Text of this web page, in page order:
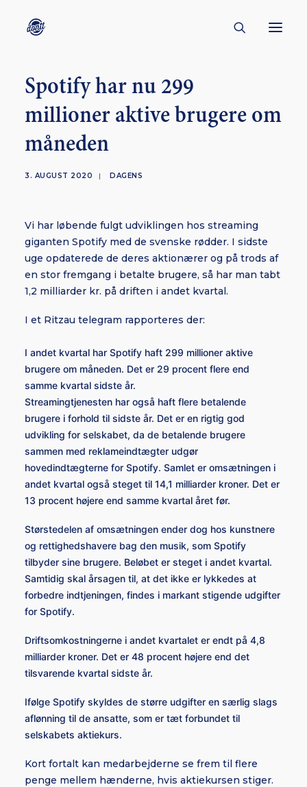
CONTACT
ABOUT
ENGLISH
BORNHOLM
SUBSCRIBE
Spotify har nu 299
millioner aktive brugere om
måneden
3. AUGUST 2020 | DAGENS
Vi har løbende fulgt udviklingen hos streaming
giganten Spotify med de svenske rødder. I sidste
uge opdaterede de deres aktionærer og på trods af
en stor fremgang i betalte brugere, så har man tabt
1,2 milliarder kr. på driften i andet kvartal.
I et Ritzau telegram rapporteres der:
I andet kvartal har Spotify haft 299 millioner aktive
brugere om måneden. Det er 29 procent flere end
samme kvartal sidste år.
Streamingtjenesten har også haft flere betalende
brugere i forhold til sidste år. Det er en rigtig god
udvikling for selskabet, da de betalende brugere
sammen med reklameindtægter udgør
hovedindtægterne for Spotify. Samlet er omsætningen i
andet kvartal også steget til 14,1 milliarder kroner. Det er
13 procent højere end samme kvartal året før.
Størstedelen af omsætningen ender dog hos kunstnere
og rettighedshavere bag den musik, som Spotify
tilbyder sine brugere. Beløbet er steget i andet kvartal.
Samtidig skal årsagen til, at det ikke er lykkedes at
forbedre indtjeningen, findes i markant stigende udgifter
for Spotify.
Driftsomkostningerne i andet kvartalet er endt på 4,8
milliarder kroner. Det er 48 procent højere end det
tilsvarende kvartal sidste år.
Ifølge Spotify skyldes de større udgifter en særlig slags
aflønning til de ansatte, som er tæt forbundet til
selskabets aktiekurs.
Kort fortalt kan medarbejderne se frem til flere
penge mellem hænderne, hvis aktiekursen stiger.